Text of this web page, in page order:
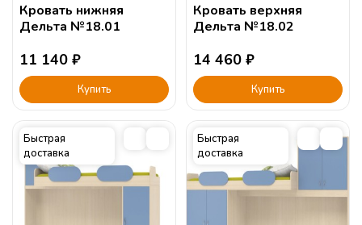
Кровать нижняя
Дельта №18.01
11 140 ₽
Купить
Кровать верхняя
Дельта №18.02
14 460 ₽
Купить
Быстрая
доставка
Быстрая
доставка